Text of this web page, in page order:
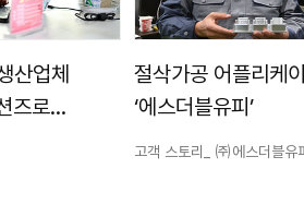
산업체
즈로
절삭가공 어플리케
‘에스더블유피’
고객 스토리_ ㈜에스더블유